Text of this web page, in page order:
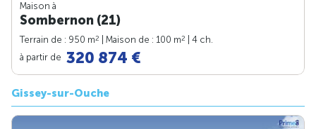
Maison à
Sombernon (21)
Terrain de : 950 m2 | Maison de : 100 m2
| 4 ch.
à partir de 320 874 €
Gissey-sur-Ouche